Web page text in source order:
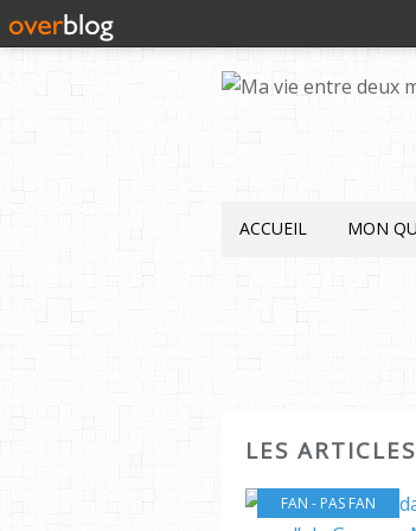
ACCUEIL MON
LES
FAN - PAS FAN